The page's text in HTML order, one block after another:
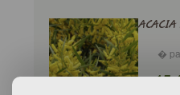
ACACIA
�